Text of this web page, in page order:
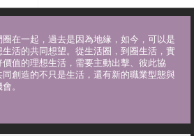
圈在一起，過去是因為地緣，如今，可以是
生活的共同想望。從生活圈，到圈生活，實
價值的理想生活，需要主動出擊、彼此協
同創造的不只是生活，還有新的職業型態與
。